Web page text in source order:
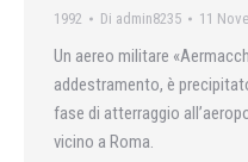
1992 Di admin8235 11
Un aereo militare
addestramento, è
fase di atterraggio
vicino a Roma.